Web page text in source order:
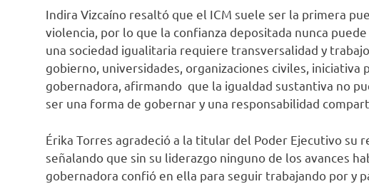
Indira Vizcaíno resaltó que el ICM suele ser la primera
violencia, por lo que la confianza depositada nunca
una sociedad igualitaria requiere transversalidad y
gobierno, universidades, organizaciones civiles, iniciativa
gobernadora, afirmando que la igualdad sustantiva no
ser una forma de gobernar y una responsabilidad
Érika Torres agradeció a la titular del Poder Ejecutivo su
señalando que sin su liderazgo ninguno de los avances
gobernadora confió en ella para seguir trabajando por y